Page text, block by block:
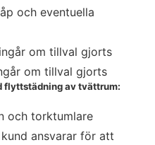
och eventuella
om tillval gjorts
om tillval gjorts
flyttstädning av tvättrum:
och torktumlare
ansvarar för att